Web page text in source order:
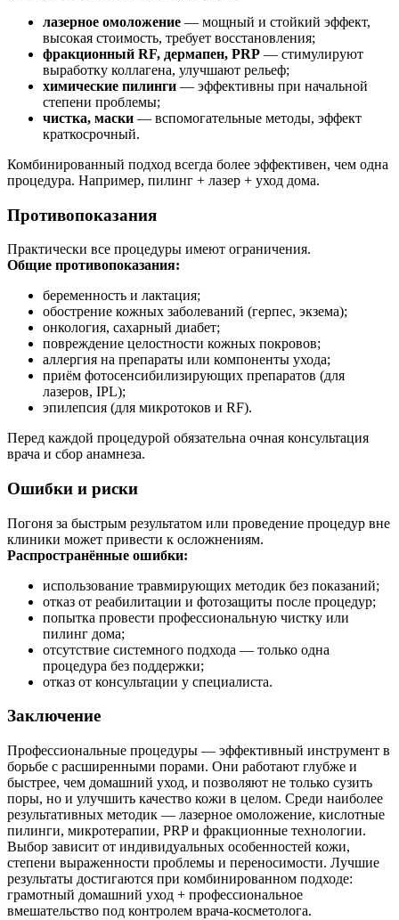
лазерное омоложение — мощный и стойкий эффект,
высокая стоимость, требует восстановления;
фракционный RF, дермапен, PRP — стимулируют
выработку коллагена, улучшают рельеф;
химические пилинги — эффективны при начальной
степени проблемы;
чистка, маски — вспомогательные методы, эффект
краткосрочный.
Комбинированный подход всегда более эффективен, чем одна
процедура. Например, пилинг + лазер + уход дома.
Противопоказания
Практически все процедуры имеют ограничения.
Общие противопоказания:
беременность и лактация;
обострение кожных заболеваний (герпес, экзема);
онкология, сахарный диабет;
повреждение целостности кожных покровов;
аллергия на препараты или компоненты ухода;
приём фотосенсибилизирующих препаратов (для
лазеров, IPL);
эпилепсия (для микротоков и RF).
Перед каждой процедурой обязательна очная консультация
врача и сбор анамнеза.
Ошибки и риски
Погоня за быстрым результатом или проведение процедур вне
клиники может привести к осложнениям.
Распространённые ошибки:
использование травмирующих методик без показаний;
отказ от реабилитации и фотозащиты после процедур;
попытка провести профессиональную чистку или
пилинг дома;
отсутствие системного подхода — только одна
процедура без поддержки;
отказ от консультации у специалиста.
Заключение
Профессиональные процедуры — эффективный инструмент в
борьбе с расширенными порами. Они работают глубже и
быстрее, чем домашний уход, и позволяют не только сузить
поры, но и улучшить качество кожи в целом. Среди наиболее
результативных методик — лазерное омоложение, кислотные
пилинги, микротерапии, PRP и фракционные технологии.
Выбор зависит от индивидуальных особенностей кожи,
степени выраженности проблемы и переносимости. Лучшие
результаты достигаются при комбинированном подходе:
грамотный домашний уход + профессиональное
вмешательство под контролем врача-косметолога.